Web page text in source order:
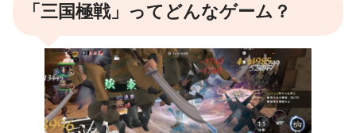
「三国極戦」ってどんなゲーム？